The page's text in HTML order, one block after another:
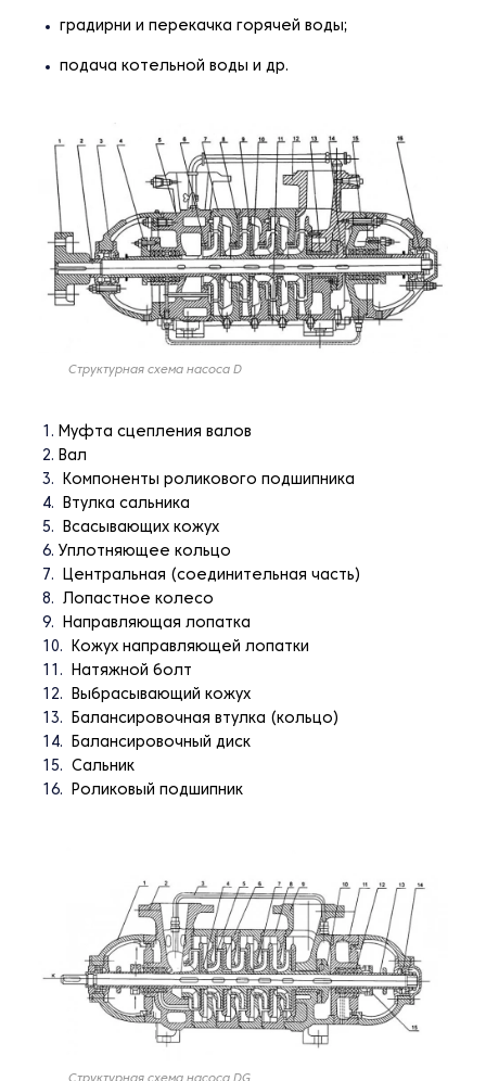
градирни и перекачка горячей воды;
подача котельной воды и др.
Структурная схема насоса D
Муфта сцепления валов
Вал
Компоненты роликового подшипника
Втулка сальника
Всасывающих кожух
Уплотняющее кольцо
Центральная (соединительная часть)
Лопастное колесо
Направляющая лопатка
Кожух направляющей лопатки
Натяжной болт
Выбрасывающий кожух
Балансировочная втулка (кольцо)
Балансировочный диск
Сальник
Роликовый подшипник
Структурная схема насоса DG